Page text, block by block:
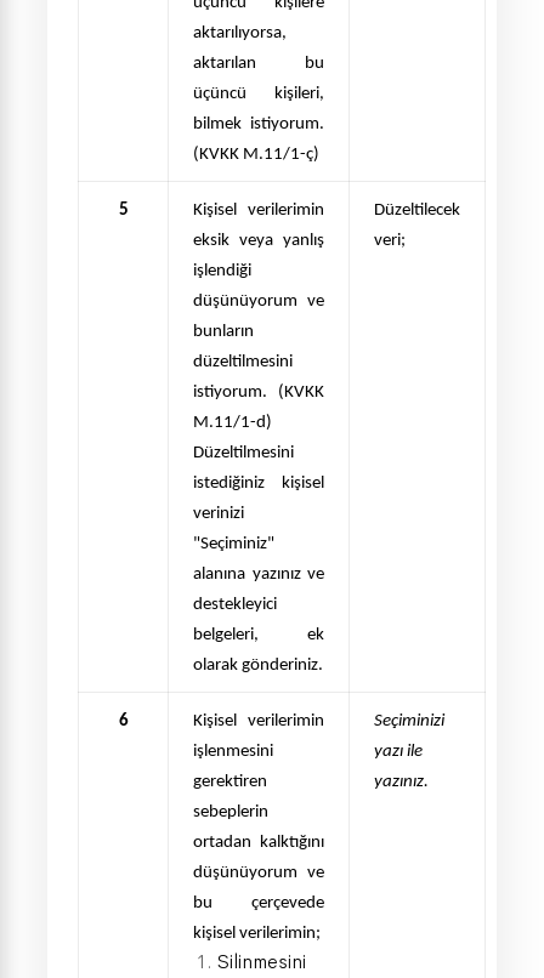
aktarılıyorsa,
aktarılan bu
üçüncü kişileri,
bilmek istiyorum.
(KVKK M.11/1-ç)
5
Kişisel verilerimin
eksik veya yanlış
işlendiği
düşünüyorum ve
bunların
düzeltilmesini
istiyorum. (KVKK
M.11/1-d)
Düzeltilmesini
istediğiniz kişisel
verinizi
"Seçiminiz"
alanına yazınız ve
destekleyici
belgeleri, ek
olarak gönderiniz.
Düzeltilecek
veri;
6
Kişisel verilerimin
işlenmesini
gerektiren
sebeplerin
ortadan kalktığını
düşünüyorum ve
bu çerçevede
kişisel verilerimin;
Silinmesini
Seçiminizi
yazı ile
yazınız.